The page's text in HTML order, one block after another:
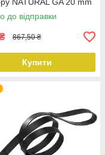
cm
до відправки
867,50 ₴
Купити